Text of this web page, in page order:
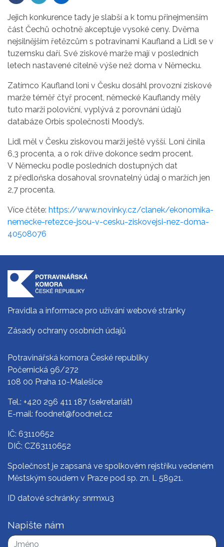
Jejich konkurence tady je slabší a k tomu přinejmenším
část Čechů ochotně akceptuje vysoké ceny. Dvěma
nejsilnějším řetězcům s potravinami Kaufland a Lidl se v
tuzemsku daří. Své ziskové marže mají v posledních
letech nastavené citelně výše než doma v Německu.
Zatímco Kaufland loni v Česku dosáhl provozní ziskové
marže téměř čtyř procent, německé Kauflandy měly
tuto marži poloviční, vyplývá z porovnání údajů
databáze Orbis společnosti Moody’s.
Lidl měl v Česku ziskovou marži ještě vyšší. Loni činila
6,3 procenta, a o rok dříve dokonce sedm procent.
V Německu podle posledních dostupných dat
z předloňska dosahoval srovnatelný údaj o maržích jen
2,7 procenta.
Více čtěte: https://www.novinky.cz/clanek/ekonomika-
nemecke-retezce-jsou-v-cesku-ziskovejsi-nez-doma-
40508076
Pravidla a informace pro užívání webové stránky
Zásady ochrany osobních údajů
Potravinářská komora České republiky
Počernická 96/272
108 00 Praha 10-Malešice
Tel.: +420 296 411 187 (sekretariát)
E-mail: foodnet@foodnet.cz
IČ: 63110652
DIČ: CZ63110652
Společnost je zapsaná ve spolkovém rejstříku vedeném
Městským soudem v Praze pod sp. zn. L 58921.
ID datové schránky: snrmxu3
Napište nám